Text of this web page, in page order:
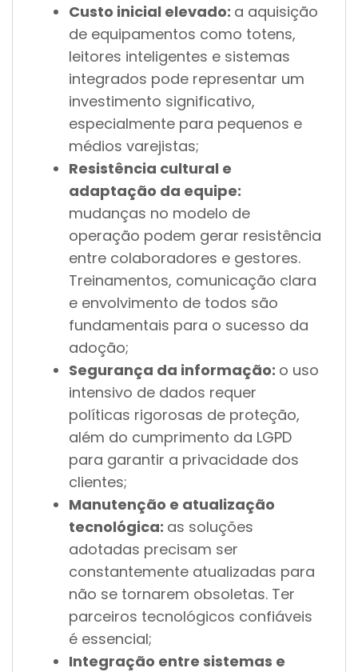
Custo inicial elevado: a aquisição
de equipamentos como totens,
leitores inteligentes e sistemas
integrados pode representar um
investimento significativo,
especialmente para pequenos e
médios varejistas;
Resistência cultural e
adaptação da equipe:
mudanças no modelo de
operação podem gerar resistência
entre colaboradores e gestores.
Treinamentos, comunicação clara
e envolvimento de todos são
fundamentais para o sucesso da
adoção;
Segurança da informação: o uso
intensivo de dados requer
políticas rigorosas de proteção,
além do cumprimento da LGPD
para garantir a privacidade dos
clientes;
Manutenção e atualização
tecnológica: as soluções
adotadas precisam ser
constantemente atualizadas para
não se tornarem obsoletas. Ter
parceiros tecnológicos confiáveis
é essencial;
Integração entre sistemas e